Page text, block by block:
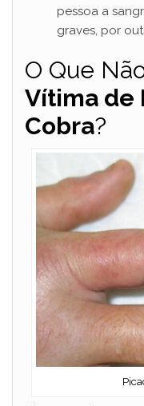
pessoa a
graves, por
O Que
Vítima de
Cobra?